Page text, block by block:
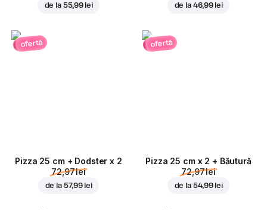
de la 55,99 lei de la 46,99 lei
ofertă
Pizza 25 cm + Dodster x 2
72,97 lei
de la 57,99 lei
ofertă
Pizza 25 cm x 2 + Băutură
72,97 lei
de la 54,99 lei